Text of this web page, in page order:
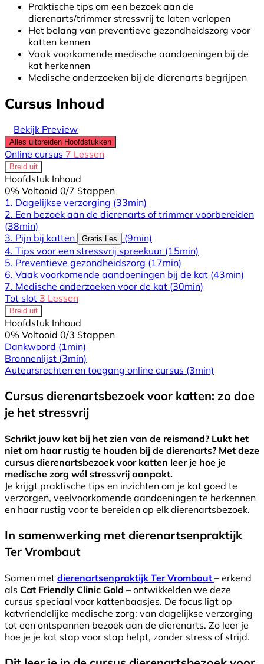
Praktische tips om een bezoek aan de
dierenarts/trimmer stressvrij te laten verlopen
Het belang van preventieve gezondheidszorg voor
katten kennen
Vaak voorkomende medische aandoeningen bij de
kat herkennen
Medische onderzoeken bij de dierenarts begrijpen
Cursus Inhoud
Bekijk Preview
Alles uitbreiden Hoofdstukken
Online cursus 7 Lessen
Breid uit
Hoofdstuk Inhoud
0% Voltooid 0/7 Stappen
1. Dagelijkse verzorging (33min)
2. Een bezoek aan de dierenarts of trimmer voorbereiden
(38min)
3. Pijn bij katten
Gratis Les
(9min)
4. Tips voor een stressvrij spreekuur (15min)
5. Preventieve gezondheidszorg (17min)
6. Vaak voorkomende aandoeningen bij de kat (43min)
7. Medische onderzoeken voor de kat (30min)
Tot slot 3 Lessen
Breid uit
Hoofdstuk Inhoud
0% Voltooid 0/3 Stappen
Dankwoord (1min)
Bronnenlijst (3min)
Auteursrechten en toegang online cursus (3min)
Cursus dierenartsbezoek voor katten: zo doe
je het stressvrij
Schrikt jouw kat bij het zien van de reismand? Lukt het
niet om haar rustig te houden bij de dierenarts? Met deze
cursus dierenartsbezoek voor katten leer je hoe je
medische zorg wél stressvrij aanpakt.
Je krijgt praktische tips en inzichten om je kat goed te
verzorgen, veelvoorkomende aandoeningen te herkennen
en haar rustig voor te bereiden op elk dierenartsbezoek.
In samenwerking met dierenartsenpraktijk
Ter Vrombaut
Samen met dierenartsenpraktijk Ter Vrombaut – erkend
als Cat Friendly Clinic Gold – ontwikkelden we deze
cursus speciaal voor kattenbaasjes. De focus ligt op
katvriendelijke medische zorg: van dagelijkse verzorging
tot een ontspannen bezoek aan de dierenarts. Zo leer je
hoe je je kat stap voor stap helpt, zonder stress of strijd.